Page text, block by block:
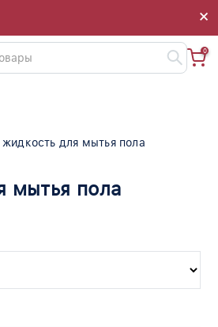
×
×
0
жидкость для мытья пола
мытья пола